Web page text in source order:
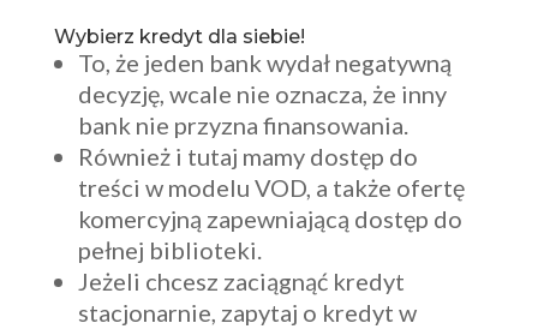
Wybierz kredyt dla siebie!
To, że jeden bank wydał negatywną
decyzję, wcale nie oznacza, że inny
bank nie przyzna finansowania.
Również i tutaj mamy dostęp do
treści w modelu VOD, a także ofertę
komercyjną zapewniającą dostęp do
pełnej biblioteki.
Jeżeli chcesz zaciągnąć kredyt
stacjonarnie, zapytaj o kredyt w